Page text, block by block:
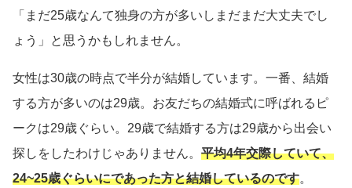
「まだ25歳なんて独身の方が多いしまだまだ大丈夫でし
ょう」と思うかもしれません。
女性は30歳の時点で半分が結婚しています。一番、結婚
する方が多いのは29歳。お友だちの結婚式に呼ばれるピ
ークは29歳ぐらい。29歳で結婚する方は29歳から出会い
探しをしたわけじゃありません。 平均4年交際していて、
24~25歳ぐらいにであった方と結婚しているのです。